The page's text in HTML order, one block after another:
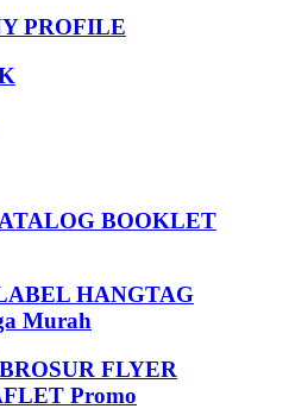
PROFILE
BOOKLET
HANGTAG
Murah
FLYER
Promo